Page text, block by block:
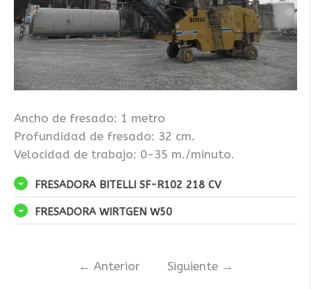
Ancho de fresado: 1 metro
Profundidad de fresado: 32 cm.
Velocidad de trabajo: 0-35 m./minuto.
FRESADORA BITELLI SF-R102 218 CV
FRESADORA WIRTGEN W50
← Anterior Siguiente →